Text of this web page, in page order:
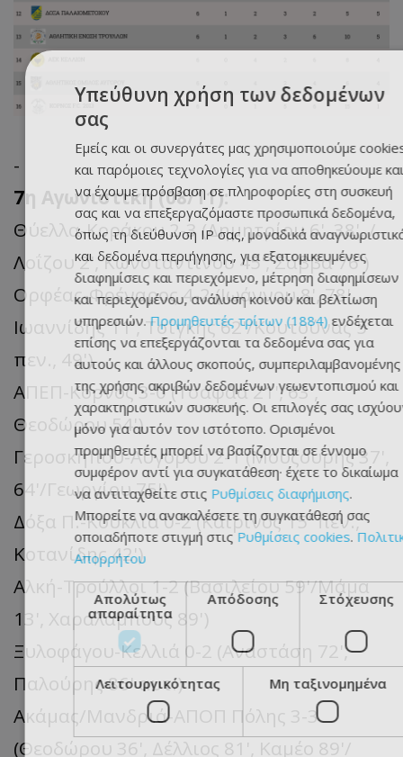
-
7η Αγωνιστική (08/11):
Θύελλα-Κοράκου 2-3 (Δημητρίου 6', 38', /
Λοΐζου 2', Κωνσταντίνου 45', Σάββα 76')
Ορφέας-Φρέναρος 4-2 (Ιωάννου 8', 78',
Ιωαννίδης 11', Τσίγκης 62'/Κουτούνας 5'
πεν., 49')
ΑΠΕΠ-Κόρνος 3-0 (Τσαφάα 21', 63',
Θεοδώρου 54')
Γεροσκήπου-Αυγόρου 2-1 (Μουζουρής 37',
64'/Γεωργίου 75')
Δόξα Π.-Κούκλια 0-2 (Καϊρίνος 15' πεν.,
Κοτανίδης 42')
Αλκή-Τρούλλοι 1-2 (Βασιλείου 59'/Μάμα
13', Χαραλάμπους 89')
Ξυλοφάγου-Κελλιά 0-2 (Αναστάση 72',
Παλούρης 86' αυτ.)
Ακάμας/Μανδριά-ΑΠΟΠ Πόλης 3-3
(Θεοδώρου 36', Δέλλιος 81', Καμέο 89'/
Υπεύθυνη χρήση των δεδομένων
σας
Εμείς και οι συνεργάτες μας χρησιμοποιούμε
και παρόμοιες τεχνολογίες για να αποθηκεύουμε
να έχουμε πρόσβαση σε πληροφορίες στη συσκευή
σας και να επεξεργαζόμαστε προσωπικά δεδομένα,
όπως τη διεύθυνση IP σας, μοναδικά
και δεδομένα περιήγησης, για εξατομικευμένες
διαφημίσεις και περιεχόμενο, μέτρηση διαφημίσεων
και περιεχομένου, ανάλυση κοινού και βελτίωση
υπηρεσιών.Προμηθευτές τρίτων (1884)ενδέχεται
επίσης να επεξεργάζονται τα δεδομένα σας για
αυτούς και άλλους σκοπούς, συμπεριλαμβανομένης
της χρήσης ακριβών δεδομένων γεωεντοπισμού και
χαρακτηριστικών συσκευής. Οι επιλογές σας
μόνο για αυτόν τον ιστότοπο. Ορισμένοι
προμηθευτές μπορεί να βασίζονται σε έννομο
συμφέρον αντί για συγκατάθεση· έχετε το δικαίωμα
να αντιταχθείτε στις Ρυθμίσεις διαφήμισης.
Μπορείτε να ανακαλέσετε τη συγκατάθεσή σας
οποιαδήποτε στιγμή στις Ρυθμίσεις cookies.
Απορρήτου
Απολύτως
απαραίτητα
Απόδοσης Στόχευσης
Λειτουργικότητας Μη ταξινομημένα